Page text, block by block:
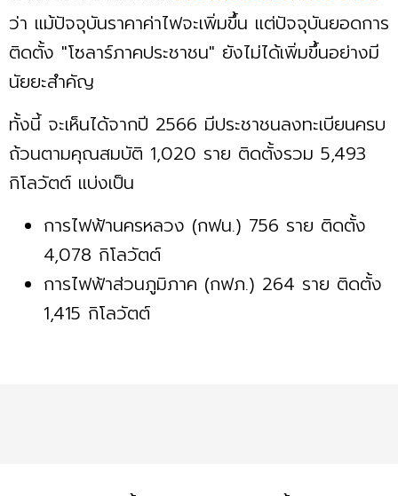
ว่า แม้ปัจจุบันราคาค่าไฟจะเพิ่มขึ้น แต่ปัจจุบันยอดการ
ติดตั้ง "โซลาร์ภาคประชาชน" ยังไม่ได้เพิ่มขึ้นอย่างมี
นัยยะสำคัญ
ทั้งนี้ จะเห็นได้จากปี 2566 มีประชาชนลงทะเบียนครบ
ถ้วนตามคุณสมบัติ 1,020 ราย ติดตั้งรวม 5,493
กิโลวัตต์ แบ่งเป็น
การไฟฟ้านครหลวง (กฟน.) 756 ราย ติดตั้ง
4,078 กิโลวัตต์
การไฟฟ้าส่วนภูมิภาค (กฟภ.) 264 ราย ติดตั้ง
1,415 กิโลวัตต์